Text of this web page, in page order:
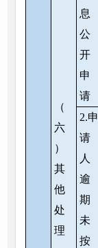
（
六
）
其
他
处
理
息
公
开
申
请
2.申
请
人
逾
期
未
按